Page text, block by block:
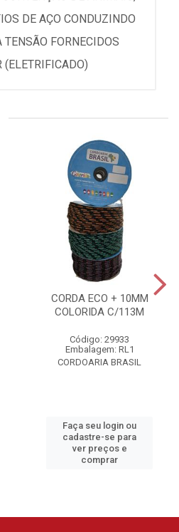
DE AÇO CONDUZINDO
FORNECIDOS
(ELETRIFICADO)
CORDA ECO + 10MM
COLORIDA C/113M
Código: 29933
Embalagem: RL1
CORDOARIA BRASIL
Faça seu login ou
cadastre-se para
ver preços e
comprar